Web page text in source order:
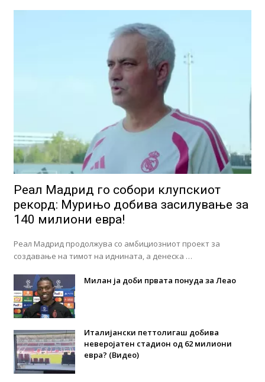
Реал Мадрид го собори клупскиот
рекорд: Мурињо добива засилување за
140 милиони евра!
Реал Мадрид продолжува со амбициозниот проект за
создавање на тимот на иднината, а денеска …
Милан ја доби првата понуда за Леао
Италијански петтолигаш добива
неверојатен стадион од 62 милиони
евра? (Видео)